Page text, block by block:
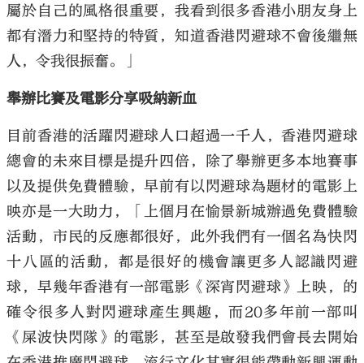
屬於自己的風格很重要，我看到很多香港小朋友身上
都有潛力和堅持的特質，知道香港閃避球不會後繼無
人，令我很振奮。」
舉辦比賽及電影分享吸納新血
目前香港的活躍閃避球人口超過一千人，香港閃避球
總會的未來目標是提升四倍，除了舉辦更多本地賽事
以及提供免費體驗，早前有以閃避球為題材的電影上
映亦是一大助力，「上個月在愉景新城辦過免費體驗
活動，市民的反應都很好，此外我們有一個名為快閃
十八區的活動，都是很好的機會讓更多人認識閃避
球，早幾年香港有一部電影《深宵閃避球》上映，的
確令很多人對閃避球產生興趣，而20多年前一部叫
《屎波快閃隊》的電影，甚至是啟發我們會長去開始